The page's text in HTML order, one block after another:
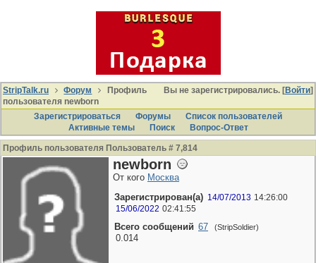
Вы не зарегистрировались. [Войти]
StripTalk.ru Форум
Профиль
пользователя newborn
Зарегистрироваться
Форумы
Список пользователей
Активные темы
Поиcк Вопрос-Ответ
Профиль пользователя Пользователь # 7,814
newborn
От кого Москва
Зарегистрирован(а) 14/07/2013 14:26:00
15/06/2022 02:41:55
Всего сообщений 67 (StripSoldier)
0.014